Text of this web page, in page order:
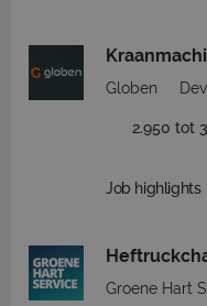
Globen
2.950 tot
Job highlights
Groene Hart